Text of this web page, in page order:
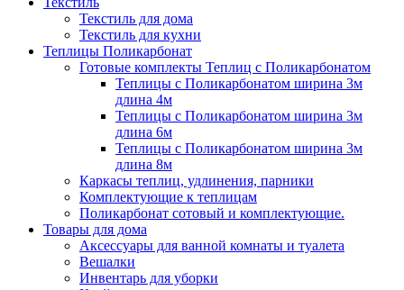
Текстиль для дома
Текстиль для кухни
Теплицы Поликарбонат
Готовые комплекты Теплиц с Поликарбонатом
Теплицы с Поликарбонатом ширина 3м
длина 4м
Теплицы с Поликарбонатом ширина 3м
длина 6м
Теплицы с Поликарбонатом ширина 3м
длина 8м
Каркасы теплиц, удлинения, парники
Комплектующие к теплицам
Поликарбонат сотовый и комплектующие.
Товары для дома
Аксессуары для ванной комнаты и туалета
Вешалки
Инвентарь для уборки